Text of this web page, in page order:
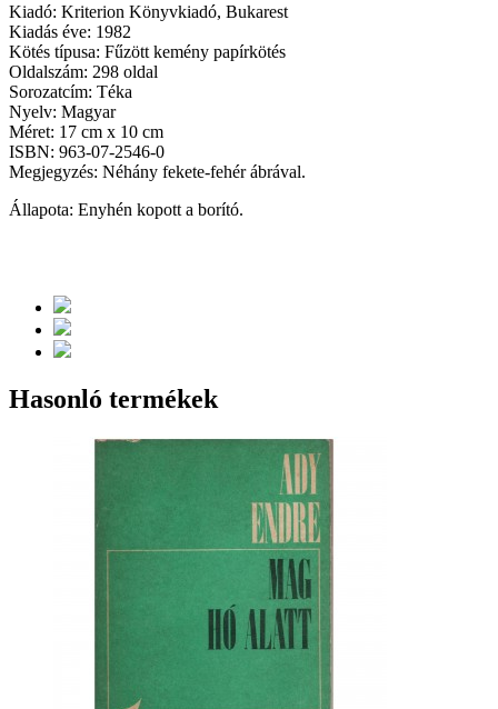
Kiadó: Kriterion Könyvkiadó, Bukarest
Kiadás éve: 1982
Kötés típusa: Fűzött kemény papírkötés
Oldalszám: 298 oldal
Sorozatcím: Téka
Nyelv: Magyar
Méret: 17 cm x 10 cm
ISBN: 963-07-2546-0
Megjegyzés: Néhány fekete-fehér ábrával.
Állapota: Enyhén kopott a borító.
Hasonló termékek